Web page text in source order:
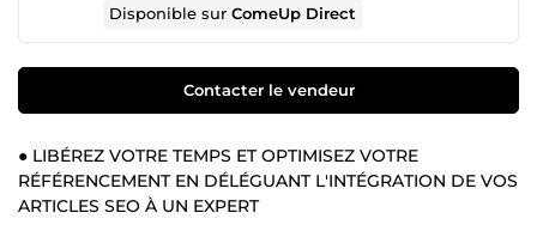
Disponible surComeUp Direct
Contacter le vendeur
● LIBÉREZ VOTRE TEMPS ET OPTIMISEZ VOTRE
RÉFÉRENCEMENT EN DÉLÉGUANT L'INTÉGRATION DE VOS
ARTICLES SEO À UN EXPERT